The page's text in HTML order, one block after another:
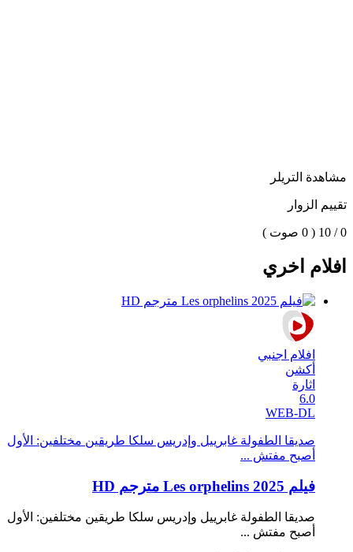
مشاهدة التريلر
تقييم الزوار
0 / 10 ( 0 صوت )
افلام اخري
افلام اجنبي
أكشن
اثارة
6.0
WEB-DL
صديقا الطفولة غابرييل وإدريس سلكا طريقين مختلفين: الأول
أصبح مفتش ...
فيلم Les orphelins 2025 مترجم HD
صديقا الطفولة غابرييل وإدريس سلكا طريقين مختلفين: الأول
أصبح مفتش ...